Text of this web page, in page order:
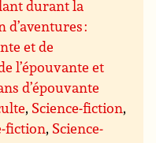
durant la
d’aventures :
et de
l’épouvante et
d’épouvante
, Science-fiction,
fiction, Science-